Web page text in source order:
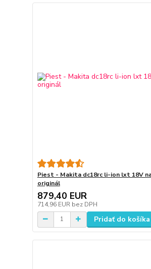
Piest - Makita dc18rc li-ion lxt 18V
originál
879,40 EUR
714,96 EUR bez DPH
Pridať do košíka